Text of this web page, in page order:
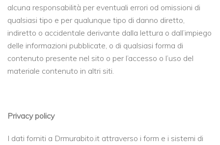
alcuna responsabilità per eventuali errori od omissioni di
qualsiasi tipo e per qualunque tipo di danno diretto,
indiretto o accidentale derivante dalla lettura o dall’impiego
delle informazioni pubblicate, o di qualsiasi forma di
contenuto presente nel sito o per l’accesso o l’uso del
materiale contenuto in altri siti.
Privacy policy
I dati forniti a Drmurabito.it attraverso i form e i sistemi di